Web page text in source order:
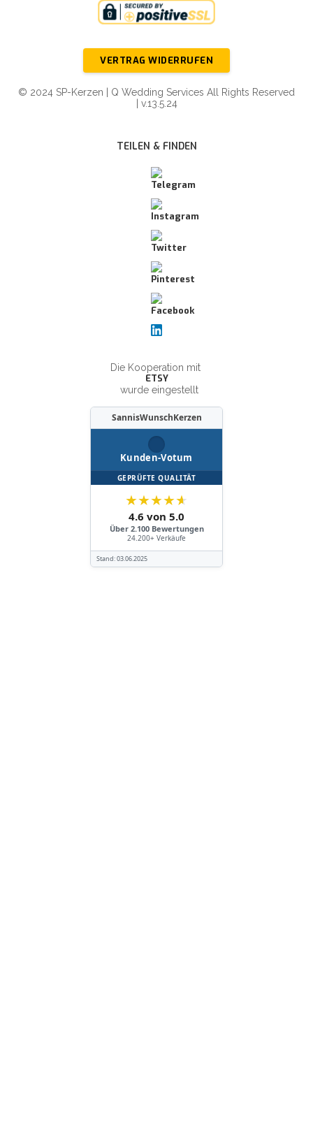
VERTRAG WIDERRUFEN
© 2024 SP-Kerzen | Q Wedding Services All Rights Reserved
| v.13.5.24
TEILEN & FINDEN
Die Kooperation mit
ETSY
wurde eingestellt
SannisWunschKerzen
Kunden-Votum
GEPRÜFTE QUALITÄT
★★★★★
4.6 von 5.0
Über 2.100 Bewertungen
24.200+ Verkäufe
Stand:03.06.2025